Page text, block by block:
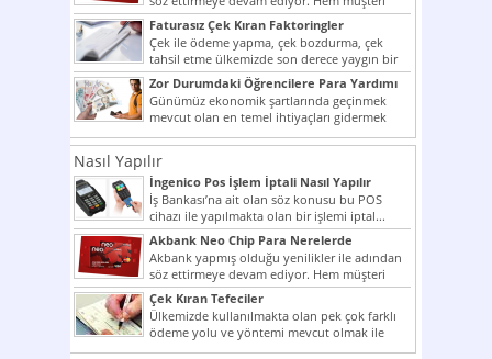
potansiyelini arttırmak hem...
Faturasız Çek Kıran Faktoringler
Çek ile ödeme yapma, çek bozdurma, çek
tahsil etme ülkemizde son derece yaygın bir
şekilde...
Zor Durumdaki Öğrencilere Para Yardımı
Günümüz ekonomik şartlarında geçinmek
mevcut olan en temel ihtiyaçları gidermek
dahi son derece zor olmak...
Nasıl Yapılır
İngenico Pos İşlem İptali Nasıl Yapılır
İş Bankası’na ait olan söz konusu bu POS
cihazı ile yapılmakta olan bir işlemi iptal...
Akbank Neo Chip Para Nerelerde
Kullanılır?
Akbank yapmış olduğu yenilikler ile adından
söz ettirmeye devam ediyor. Hem müşteri
potansiyelini arttırmak hem...
Çek Kıran Tefeciler
Ülkemizde kullanılmakta olan pek çok farklı
ödeme yolu ve yöntemi mevcut olmak ile
beraber bunlar...